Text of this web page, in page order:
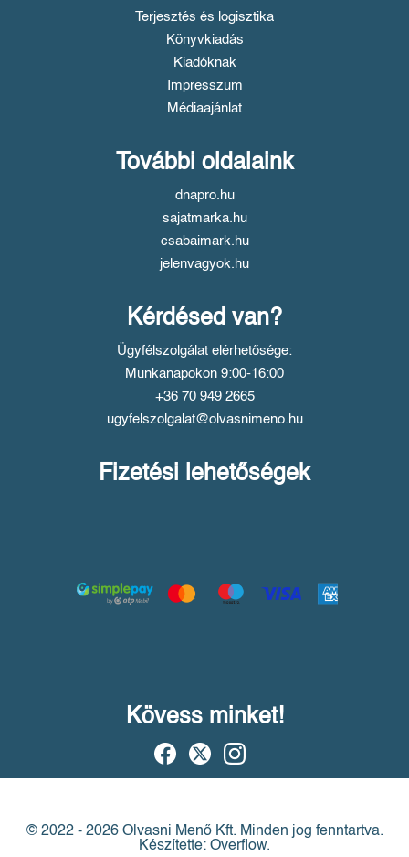
Terjesztés és logisztika
Könyvkiadás
Kiadóknak
Impresszum
Médiaajánlat
További oldalaink
dnapro.hu
sajatmarka.hu
csabaimark.hu
jelenvagyok.hu
Kérdésed van?
Ügyfélszolgálat elérhetősége:
Munkanapokon 9:00-16:00
+36 70 949 2665
ugyfelszolgalat@olvasnimeno.hu
Fizetési lehetőségek
Kövess minket!
© 2022 - 2026 Olvasni Menő Kft. Minden jog fenntartva.
Készítette: Overflow.